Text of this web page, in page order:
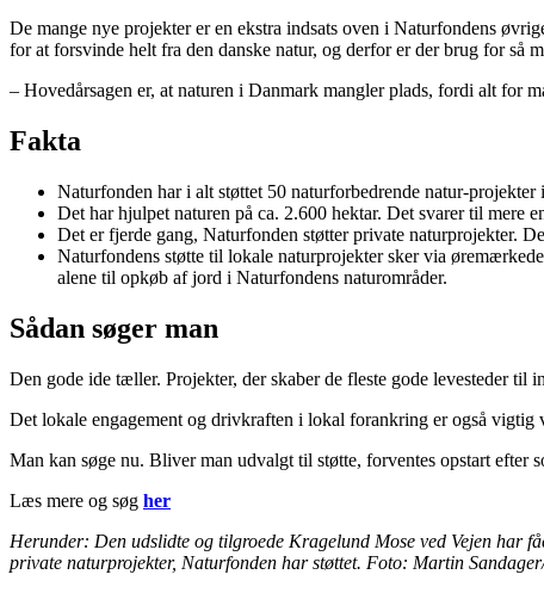
De mange nye projekter er en ekstra indsats oven i Naturfondens
for at forsvinde helt fra den danske natur, og derfor er der brug for så
– Hovedårsagen er, at naturen i Danmark mangler plads, fordi alt for
Fakta
Naturfonden har i alt støttet 50 naturforbedrende natur-projekter
Det har hjulpet naturen på ca. 2.600 hektar. Det svarer til mere
Det er fjerde gang, Naturfonden støtter private naturprojekter.
Naturfondens støtte til lokale naturprojekter sker via
alene til opkøb af jord i Naturfondens naturområder.
Sådan søger man
Den gode ide tæller. Projekter, der skaber de fleste gode levesteder
Det lokale engagement og drivkraften i lokal forankring er også vigtig
Man kan søge nu. Bliver man udvalgt til støtte, forventes opstart efter
Læs mere og søg her
Herunder: Den udslidte og tilgroede Kragelund Mose ved Vejen har
private naturprojekter, Naturfonden har støttet. Foto: Martin